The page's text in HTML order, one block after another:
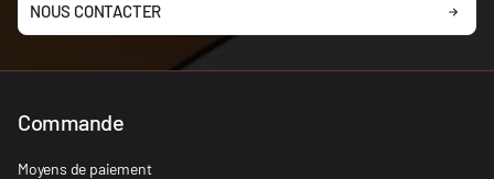
NOUS CONTACTER
Commande
Moyens de paiement